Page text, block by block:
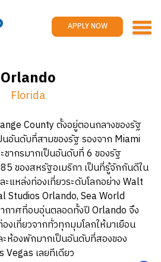
APPLY NOW
and travel
Promotions
Contact us
Orlando
Florida
County ตั้งอยู่ตอนกลางของรัฐ
อันดับที่สามของรัฐ รองจาก Miami
ชากรมากเป็นอันดับที่ 6 ของรัฐ
ของสหรัฐอเมริกา เป็นที่รู้จักกันดีใน
แหล่งท่องเที่ยวระดับโลกอย่าง Walt
Studios Orlando, Sea World
กาศที่อบอุ่นตลอดทั้งปี Orlando จึง
เที่ยวจากทั่วทุกมุมโลกให้มาเยือน
ห้องพักมากเป็นอันดับที่สองของ
Vegas เลยทีเดียว